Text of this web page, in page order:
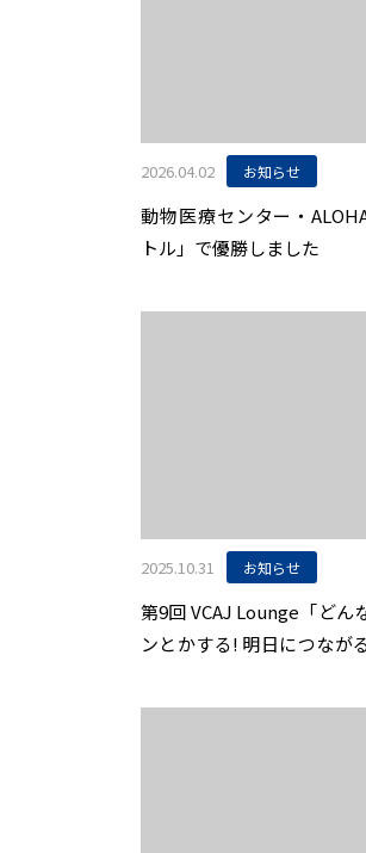
2026.04.02 お知らせ
動物医療センター・
トル」で優勝しました
2025.10.31 お知らせ
第9回 VCAJ Lounge「どん
ンとかする! 明日につなが